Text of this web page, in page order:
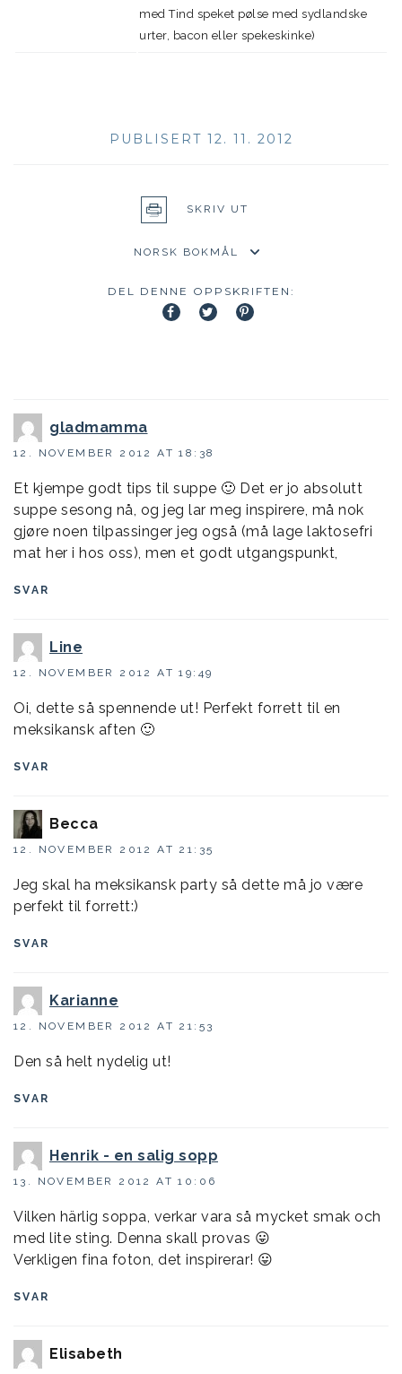
med Tind speket pølse med sydlandske
urter, bacon eller spekeskinke)
PUBLISERT 12. 11. 2012
SKRIV UT
DEL DENNE OPPSKRIFTEN:
gladmamma
12. NOVEMBER 2012 AT 18:38
Et kjempe godt tips til suppe 🙂 Det er jo absolutt
suppe sesong nå, og jeg lar meg inspirere, må nok
gjøre noen tilpassinger jeg også (må lage laktosefri
mat her i hos oss), men et godt utgangspunkt,
SVAR
Line
12. NOVEMBER 2012 AT 19:49
Oi, dette så spennende ut! Perfekt forrett til en
meksikansk aften 🙂
SVAR
Becca
12. NOVEMBER 2012 AT 21:35
Jeg skal ha meksikansk party så dette må jo være
perfekt til forrett:)
SVAR
Karianne
12. NOVEMBER 2012 AT 21:53
Den så helt nydelig ut!
SVAR
Henrik - en salig sopp
13. NOVEMBER 2012 AT 10:06
Vilken härlig soppa, verkar vara så mycket smak och
med lite sting. Denna skall provas 😛
Verkligen fina foton, det inspirerar! 😛
SVAR
Elisabeth